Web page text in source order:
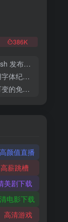
386K
文字体下载
市里程碑
中文字体
高颜值直播
高薪跳槽
美剧下载
电影下载
高清游戏